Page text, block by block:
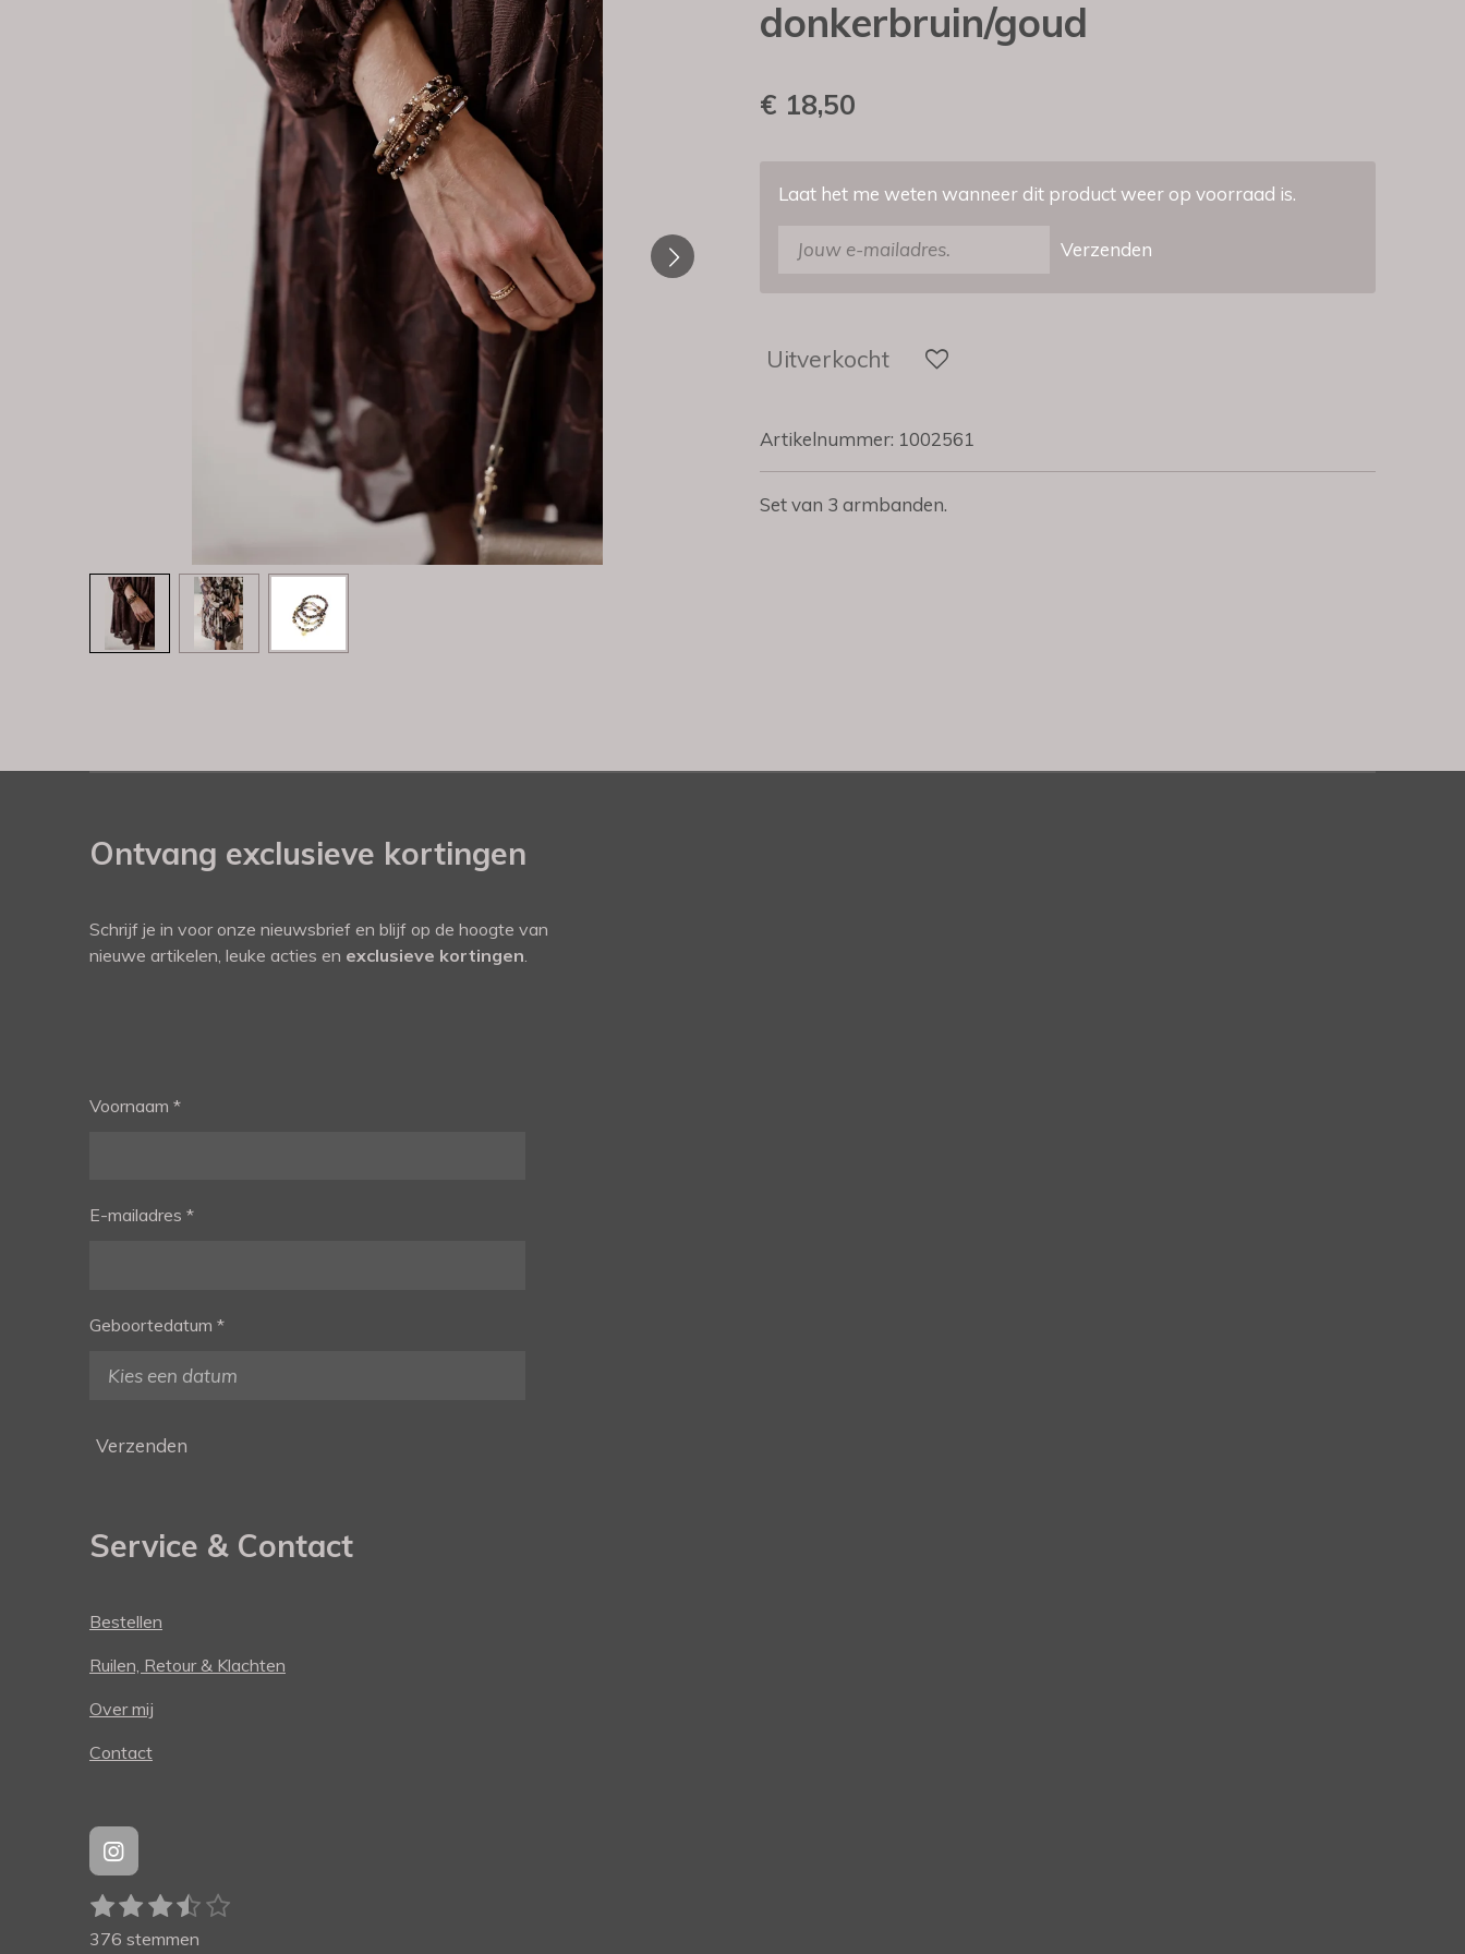
donkerbruin/goud
€ 18,50
Laat het me weten wanneer dit product weer op voorraad is.
Verzenden
Uitverkocht
Artikelnummer: 1002561
Set van 3 armbanden.
Ontvang exclusieve kortingen
Schrijf je in voor onze nieuwsbrief en blijf op de hoogte van
nieuwe artikelen, leuke acties en exclusieve kortingen
Voornaam *
E-mailadres *
Geboortedatum *
Verzenden
Service & Contact
Bestellen
Ruilen, Retour & Klachten
Over mij
Contact
I
n
s
a
R
a
1
s
2
s
3
s
4
s
5 S
376 stemmen